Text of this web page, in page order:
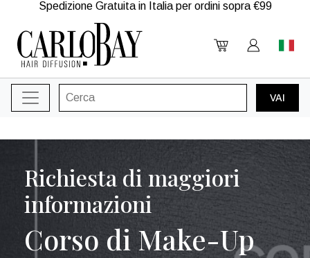
Spedizione Gratuita in Italia per ordini sopra €99
Richiesta di maggiori
informazioni
Corso di Make-Up